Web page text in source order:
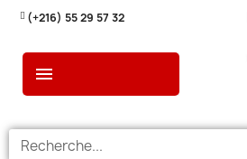
(+216) 55 29 57 32